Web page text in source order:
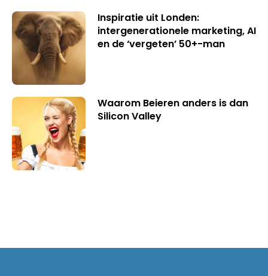
Inspiratie uit Londen:
intergenerationele marketing, AI
en de ‘vergeten’ 50+-man
Waarom Beieren anders is dan
Silicon Valley